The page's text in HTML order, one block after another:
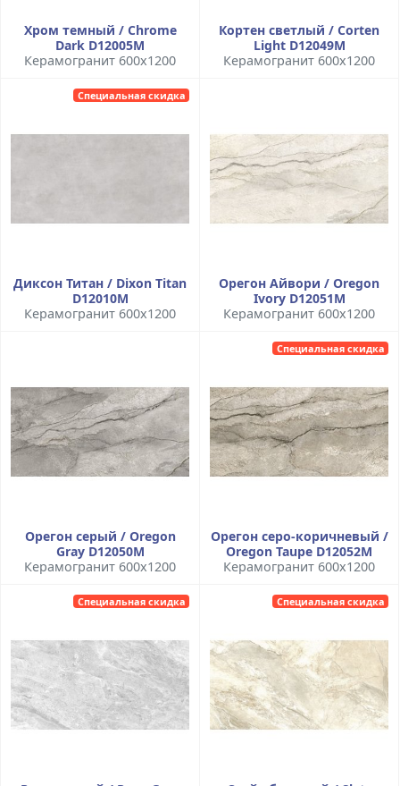
Хром темный / Chrome
Dark D12005M
Керамогранит 600x1200
Кортен светлый / Corten
Light D12049M
Керамогранит 600x1200
Специальная скидка
Диксон Титан / Dixon Titan
D12010M
Керамогранит 600x1200
Орегон Айвори / Oregon
Ivory D12051M
Керамогранит 600x1200
Орегон серый / Oregon
Gray D12050M
Керамогранит 600x1200
Специальная скидка
Орегон серо-коричневый /
Oregon Taupe D12052M
Керамогранит 600x1200
Специальная скидка Специальная скидка